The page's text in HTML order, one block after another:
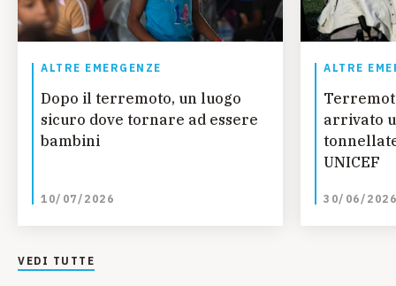
ALTRE EMERGENZE
Dopo il terremoto, un luogo
sicuro dove tornare ad essere
bambini
10/07/2026
ALTRE
arrivato
UNICEF
30/06/2026
VEDI TUTTE